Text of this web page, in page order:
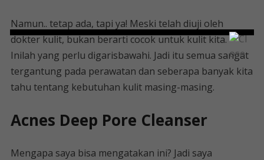
Namun.. tetap ada, tapi ya! Meski telah diuji oleh
dokter kulit, bukan berarti cocok untuk kulit kita.
Inilah yang perlu digarisbawahi. Jadi itu semua sangat
tergantung pada perawatan dan seberapa banyak kita
tahu tentang kebutuhan kulit masing-masing.
Acnes Deep Pore Cleanser
Mengapa saya bisa mengatakan ini? Jadi saya